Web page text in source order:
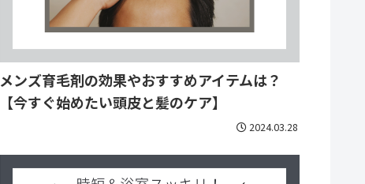
メンズ育毛剤の効果やおすすめアイテムは？
【今すぐ始めたい頭皮と髪のケア】
2024.03.28